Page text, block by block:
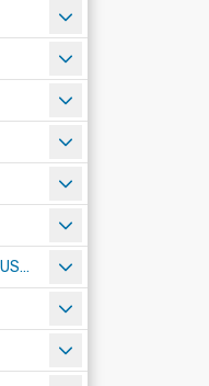
PROCEDURA ZGŁASZANIA NARUSZEŃ PRAWA